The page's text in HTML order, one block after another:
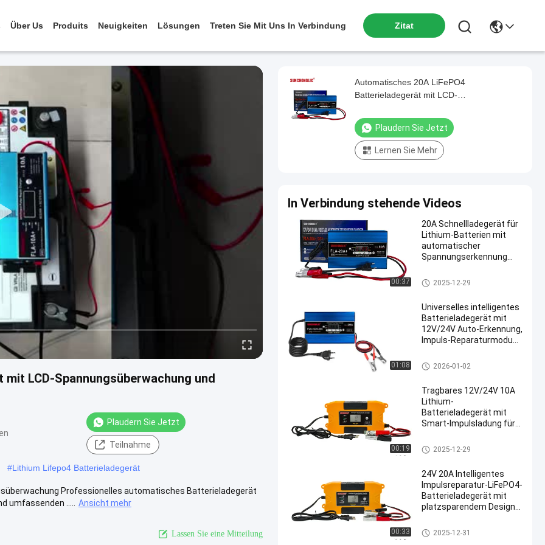
Über Us Produits Neuigkeiten Lösungen Treten Sie Mit Uns In Verbindung Zitat
LCD-Spannungsüberwachung und
Plaudern Sie Jetzt
Teilnahme
#Lithium Lifepo4 Batterieladegerät
Professionelles automatisches Batterieladegerät
umfassenden .....
Ansicht mehr
Lassen Sie eine Mitteilung
Automatisches 20A LiFePO4
Batterieladegerät mit LCD-
mit SAE J1378
Plaudern Sie Jetzt
Lernen Sie Mehr
In Verbindung stehende Videos
00:37
20A Schnellladegerät für
Lithium-Batterien mit
automatischer
Spannungserkennung
Impulsreparaturmodus
für LiFePO4-Batterien
Lithium-Batterie-Ladegerät
2025-12-29
01:08
Universelles intelligentes
Batterieladegerät mit
12V/24V Auto-Erkennung,
Impuls-Reparaturmodus
LiFePO4-Batterien
Lithium-Batterie-Ladegerät
2026-01-02
00:19
Tragbares 12V/24V 10A
Lithium-
Batterieladegerät mit
Smart-Impulsladung für
Batterien
Lithium-Batterie-Ladegerät
2025-12-29
00:33
24V 20A Intelligentes
Impulsreparatur-LiFePO4-
Batterieladegerät mit
platzsparendem Design
Lithium-Batterien
Lithium-Batterie-Ladegerät
2025-12-31